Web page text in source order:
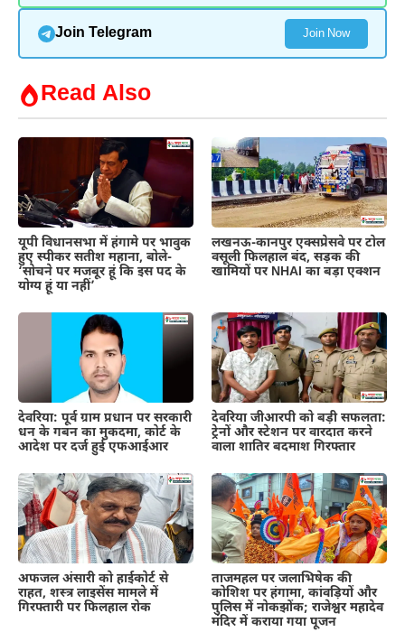
Join Telegram Join Now
Read Also
यूपी विधानसभा में हंगामे पर भावुक
हुए स्पीकर सतीश महाना, बोले-
‘सोचने पर मजबूर हूं कि इस पद के
योग्य हूं या नहीं’
लखनऊ-कानपुर एक्सप्रेसवे पर टोल
वसूली फिलहाल बंद, सड़क की
खामियों पर NHAI का बड़ा एक्शन
देवरिया: पूर्व ग्राम प्रधान पर सरकारी
धन के गबन का मुकदमा, कोर्ट के
आदेश पर दर्ज हुई एफआईआर
देवरिया जीआरपी को बड़ी सफलता:
ट्रेनों और स्टेशन पर वारदात करने
वाला शातिर बदमाश गिरफ्तार
अफजल अंसारी को हाईकोर्ट से
राहत, शस्त्र लाइसेंस मामले में
गिरफ्तारी पर फिलहाल रोक
ताजमहल पर जलाभिषेक की
कोशिश पर हंगामा, कांवड़ियों और
पुलिस में नोकझोंक; राजेश्वर महादेव
मंदिर में कराया गया पूजन